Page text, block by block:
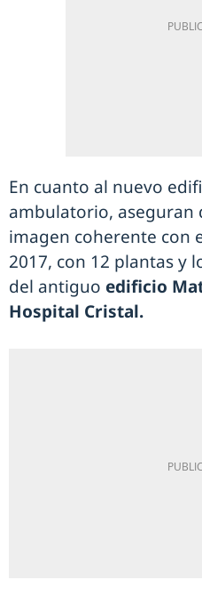
En cuanto al nuevo
ambulatorio, aseguran
imagen coherente con
2017, con 12 plantas y
del antiguo edificio
Hospital Cristal.